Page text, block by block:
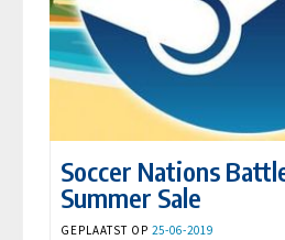
Soccer Nations
Summer Sale
GEPLAATST OP 25-06-2019